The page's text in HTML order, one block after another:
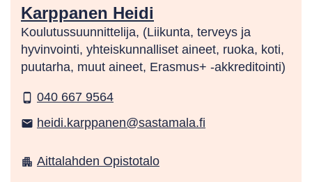
Karppanen Heidi
Koulutussuunnittelija, (Liikunta, terveys ja
hyvinvointi, yhteiskunnalliset aineet, ruoka, koti,
puutarha, muut aineet, Erasmus+ -akkreditointi)
phone_android 040 667 9564
email heidi.karppanen@sastamala.fi
apartment Aittalahden Opistotalo